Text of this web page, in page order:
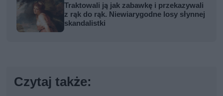
Traktowali ją jak zabawkę i przekazywali
z rąk do rąk. Niewiarygodne losy słynnej
skandalistki
Czytaj także: